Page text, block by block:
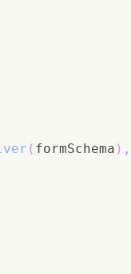
( formSchema ) ,